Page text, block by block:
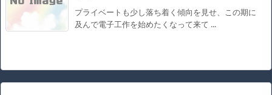
プライベートも少し落ち着く傾向を見せ、この期に
及んで電子工作を始めたくなって来て ...